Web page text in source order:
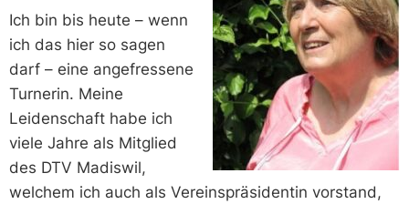
Ich bin bis heute – wenn
ich das hier so sagen
darf – eine angefressene
Turnerin. Meine
Leidenschaft habe ich
viele Jahre als Mitglied
des DTV Madiswil,
welchem ich auch als Vereinspräsidentin vorstand,